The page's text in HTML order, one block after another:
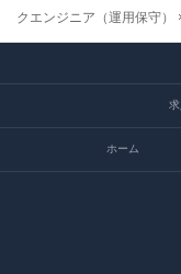
クエンジニア（運用保守）
ホーム